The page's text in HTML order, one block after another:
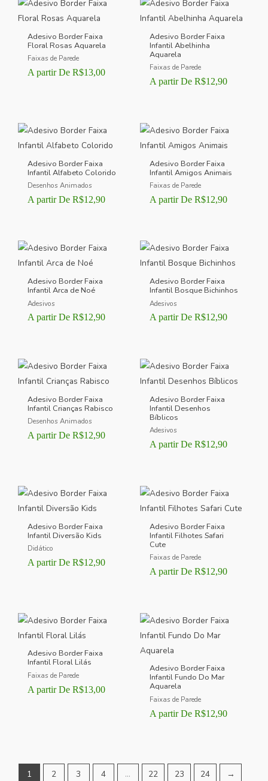
Adesivo Border Faixa
Floral Rosas Aquarela
Faixas de Parede
A partir De R$13,00
Adesivo Border Faixa
Infantil Abelhinha
Aquarela
Faixas de Parede
A partir De R$12,90
Adesivo Border Faixa
Infantil Alfabeto Colorido
Desenhos Animados
A partir De R$12,90
Adesivo Border Faixa
Infantil Amigos Animais
Faixas de Parede
A partir De R$12,90
Adesivo Border Faixa
Infantil Arca de Noé
Adesivos
A partir De R$12,90
Adesivo Border Faixa
Infantil Bosque Bichinhos
Adesivos
A partir De R$12,90
Adesivo Border Faixa
Infantil Crianças Rabisco
Desenhos Animados
A partir De R$12,90
Adesivo Border Faixa
Infantil Desenhos
Bíblicos
Adesivos
A partir De R$12,90
Adesivo Border Faixa
Infantil Diversão Kids
Didático
A partir De R$12,90
Adesivo Border Faixa
Infantil Filhotes Safari
Cute
Faixas de Parede
A partir De R$12,90
Adesivo Border Faixa
Infantil Floral Lilás
Faixas de Parede
A partir De R$13,00
Adesivo Border Faixa
Infantil Fundo Do Mar
Aquarela
Faixas de Parede
A partir De R$12,90
1 2 3 4 … 22 23 24 →